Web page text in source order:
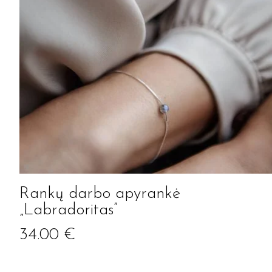
Rankų darbo apyrankė
„Labradoritas”
34.00 €